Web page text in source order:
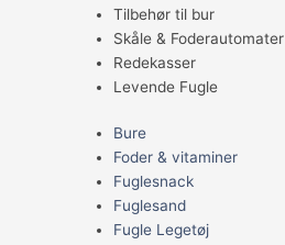
Tilbehør til bur
Skåle & Foderautomater
Redekasser
Levende Fugle
Bure
Foder & vitaminer
Fuglesnack
Fuglesand
Fugle Legetøj